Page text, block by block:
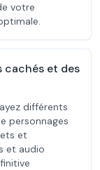
votre
cachés et des
différents
personnages
et
et audio